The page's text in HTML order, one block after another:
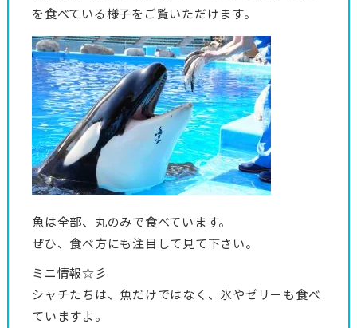
を食べている様子をご覧いただけます。
魚は全部、丸のみで食べています。
ぜひ、食べ方にも注目して見て下さい。
ミニ情報☆彡
シャチたちは、魚だけではなく、氷やゼリーも食べ
ていますよ。